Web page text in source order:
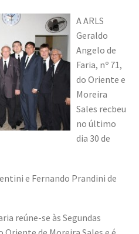
A ARLS
Geraldo
Angelo de
Faria, nº 71,
do Oriente e
Moreira
Sales recbeu
no último
dia 30 de
e Fernando Prandini de
reúne-se às Segundas